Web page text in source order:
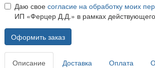
Даю свое согласие на обработку моих
ИП «Ферцер Д.Д.» в рамках действующего
Оформить заказ
Описание Доставка Оплата